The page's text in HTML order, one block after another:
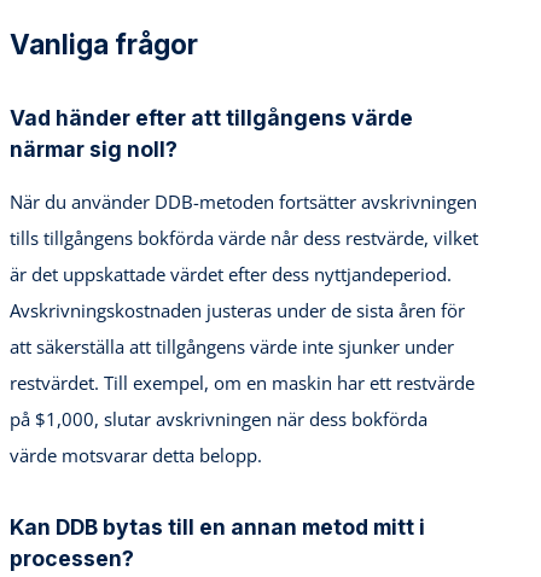
Vanliga frågor
Vad händer efter att tillgångens värde
närmar sig noll?
När du använder DDB-metoden fortsätter avskrivningen
tills tillgångens bokförda värde når dess restvärde, vilket
är det uppskattade värdet efter dess nyttjandeperiod.
Avskrivningskostnaden justeras under de sista åren för
att säkerställa att tillgångens värde inte sjunker under
restvärdet. Till exempel, om en maskin har ett restvärde
på $1,000, slutar avskrivningen när dess bokförda
värde motsvarar detta belopp.
Kan DDB bytas till en annan metod mitt i
processen?